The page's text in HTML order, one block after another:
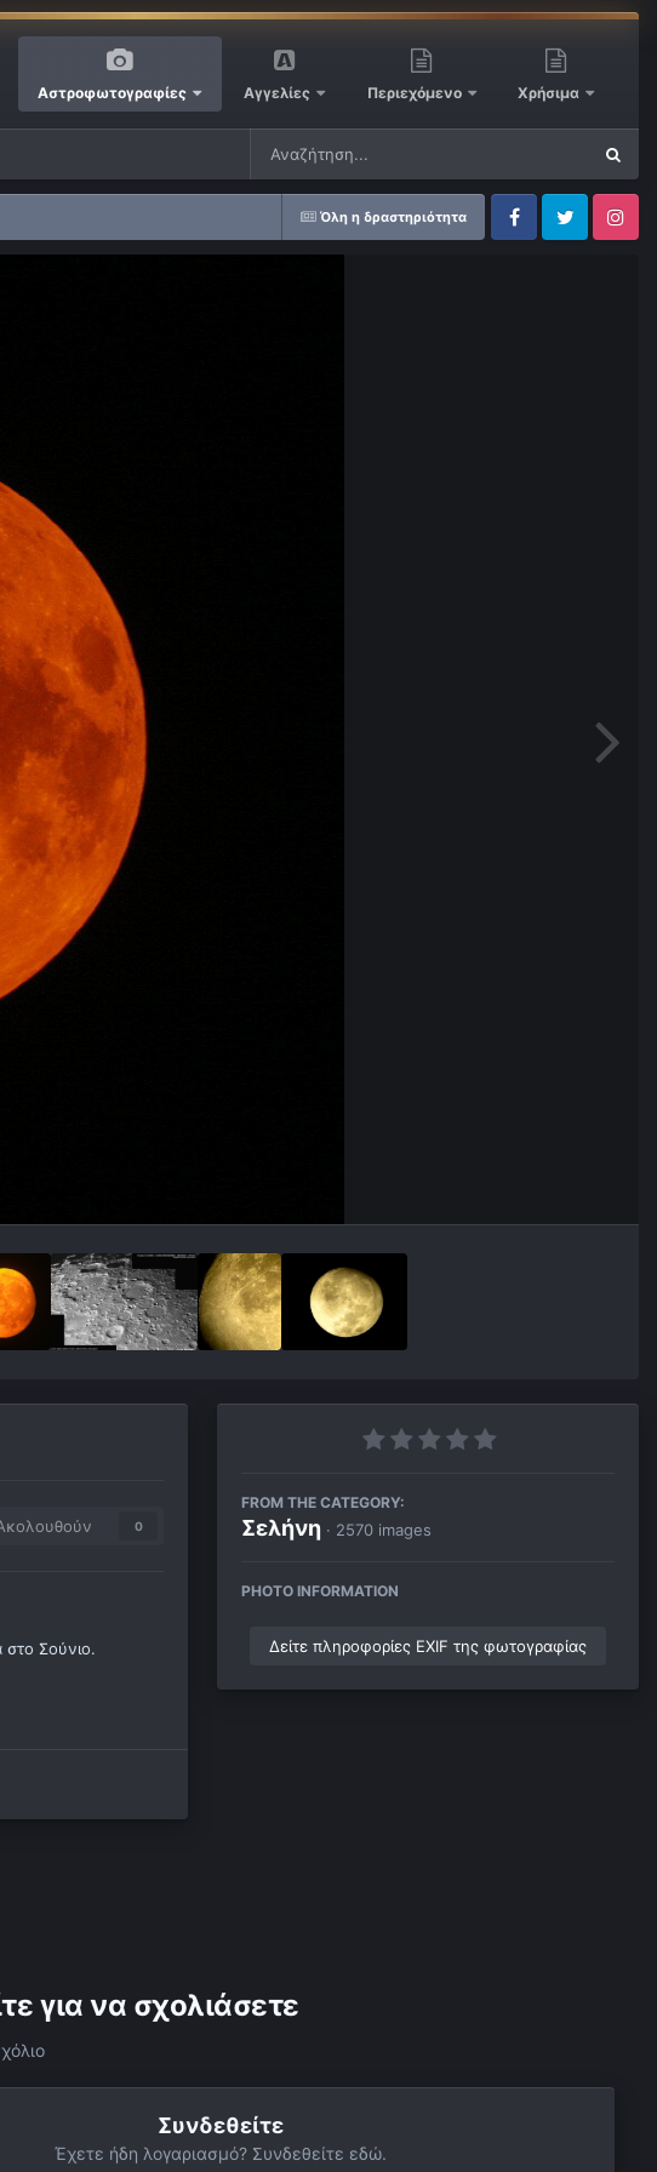
Αστροφωτογραφίες Αγγελίες Περιεχόμενο Χρήσιμα
Όλη η δραστηριότητα
FacebookTwitter Instagram
0
Σούνιο.
FROM THE CATEGORY:
Σελήνη · 2570 images
PHOTO INFORMATION
Δείτε πληροφορίες EXIF της φωτογραφίας
για να σχολιάσετε
Συνδεθείτε
Έχετε ήδη λογαριασμό? Συνδεθείτε εδώ.